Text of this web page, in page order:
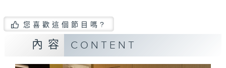
您喜歡這個節目嗎?
內容 CONTENT